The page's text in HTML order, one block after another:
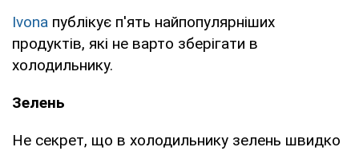
Ivona публікує п'ять найпопулярніших
продуктів, які не варто зберігати в
холодильнику.
Зелень
Не секрет, що в холодильнику зелень швидко